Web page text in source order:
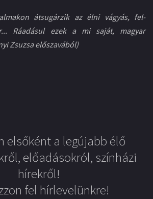
átsugárzik az élni vágyás, fel-
Ráadásul ezek a mi saját, magyar
Zsuzsa előszavából)
elsőként a legújabb élő
előadásokról, színházi
hírekről!
fel hírlevelünkre!